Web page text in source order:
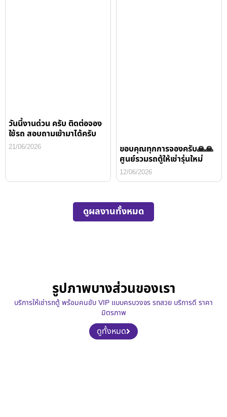
วันนี้งานด่วน ครับ ติดต่อจอง
ใช้รถ สอบถามเข้ามาได้ครับ
21/06/2026
ขอบคุณทุกการจองครับ🙏🙏
ศูนย์รวมรถตู้ให้เช่ารุ่นใหม่
12/06/2026
ดูผลงานทั้งหมด
รูปภาพบางส่วนของเรา
บริการให้เช่ารถตู้ พร้อมคนขับ VIP แบบครบวงจร รถสวย บริการดี ราคา
มิตรภาพ
ดูทั้งหมด